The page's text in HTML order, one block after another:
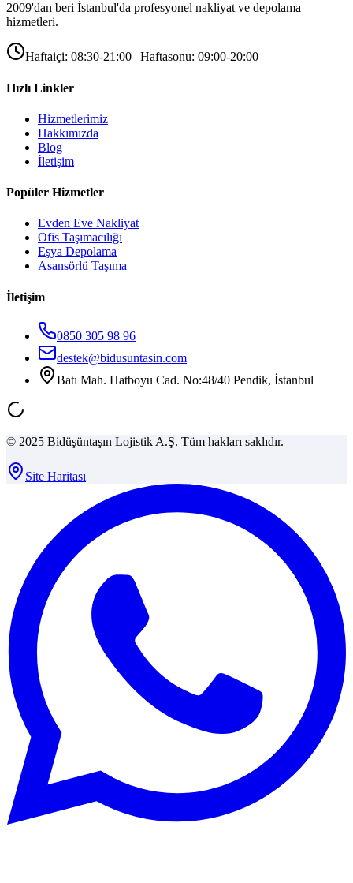
2009'dan beri İstanbul'da profesyonel nakliyat ve depolama
hizmetleri.
Haftaiçi: 08:30-21:00 | Haftasonu: 09:00-20:00
Hızlı Linkler
Hizmetlerimiz
Hakkımızda
Blog
İletişim
Popüler Hizmetler
Evden Eve Nakliyat
Ofis Taşımacılığı
Eşya Depolama
Asansörlü Taşıma
İletişim
0850 305 98 96
destek@bidusuntasin.com
Batı Mah. Hatboyu Cad. No:48/40 Pendik, İstanbul
© 2025 Bidüşüntaşın Lojistik A.Ş. Tüm hakları saklıdır.
Site Haritası